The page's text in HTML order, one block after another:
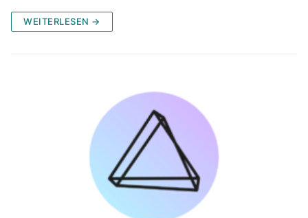
WEITERLESEN →